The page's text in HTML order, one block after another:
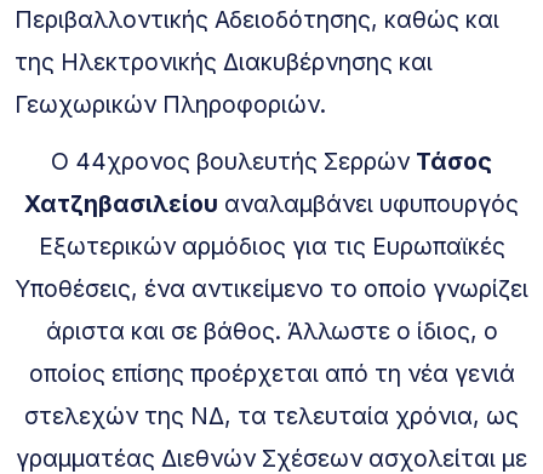
Περιβαλλοντικής Αδειοδότησης, καθώς και
της Ηλεκτρονικής Διακυβέρνησης και
Γεωχωρικών Πληροφοριών.
Ο 44χρονος βουλευτής Σερρών Τάσος
Χατζηβασιλείου αναλαμβάνει υφυπουργός
Εξωτερικών αρμόδιος για τις Ευρωπαϊκές
Υποθέσεις, ένα αντικείμενο το οποίο γνωρίζει
άριστα και σε βάθος. Άλλωστε ο ίδιος, ο
οποίος επίσης προέρχεται από τη νέα γενιά
στελεχών της ΝΔ, τα τελευταία χρόνια, ως
γραμματέας Διεθνών Σχέσεων ασχολείται με